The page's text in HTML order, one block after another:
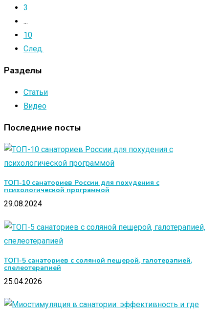
3
...
10
След.
Разделы
Статьи
Видео
Последние посты
ТОП-10 санаториев России для похудения с
психологической программой
29.08.2024
ТОП-5 санаториев с соляной пещерой, галотерапией,
спелеотерапией
25.04.2026